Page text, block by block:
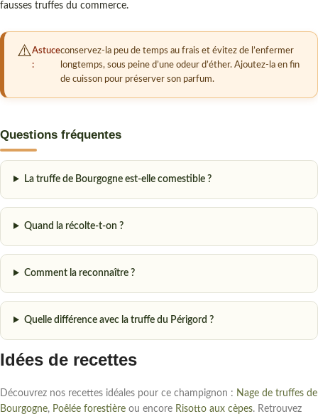
fausses truffes du commerce.
Astuce
:
conservez-la peu de temps au frais et évitez de l’enfermer
longtemps, sous peine d’une odeur d’éther. Ajoutez-la en fin
de cuisson pour préserver son parfum.
Questions fréquentes
La truffe de Bourgogne est-elle comestible ?
Quand la récolte-t-on ?
Comment la reconnaître ?
Quelle différence avec la truffe du Périgord ?
Idées de recettes
Découvrez nos recettes idéales pour ce champignon : Nage de truffes de
Bourgogne, Poêlée forestière ou encore Risotto aux cèpes. Retrouvez